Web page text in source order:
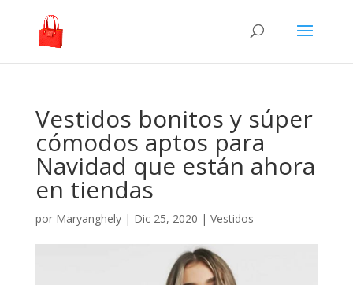
Vestidos bonitos y súper
cómodos aptos para
Navidad que están ahora
en tiendas
por Maryanghely| Dic 25, 2020 | Vestidos